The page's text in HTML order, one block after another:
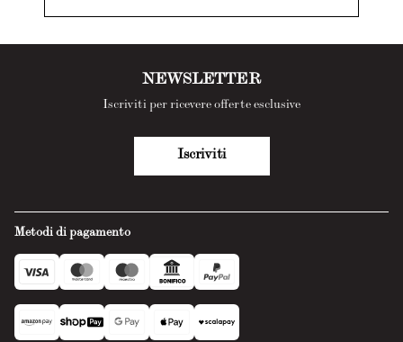
Metodi di pagamento
NEWSLETTER
Iscriviti per ricevere offerte esclusive
Iscriviti